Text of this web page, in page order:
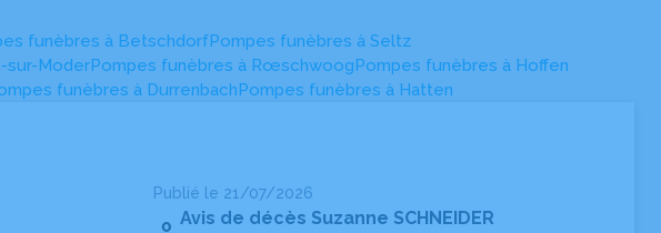
funèbres à BetschdorfPompes funèbres à Seltz
sur-ModerPompes funèbres à RœschwoogPompes funèbres à Hoffen
funèbres à DurrenbachPompes funèbres à Hatten
Publié le 21/07/2026
Avis de décès Suzanne SCHNEIDER